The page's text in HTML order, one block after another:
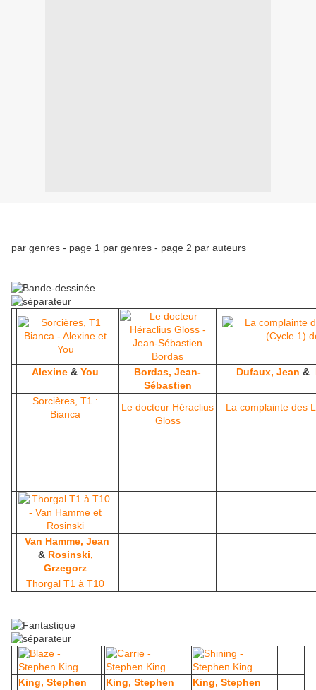
par genres - page 1 par genres - page 2 par auteurs
Alexine & You
Bordas, Jean-
Sébastien
Dufaux, Jean &
Sorcières, T1 :
Bianca
Le docteur Héraclius
Gloss
La complainte des
Van Hamme, Jean
& Rosinski,
Grzegorz
Thorgal T1 à T10
King, Stephen King, Stephen
King, Stephen